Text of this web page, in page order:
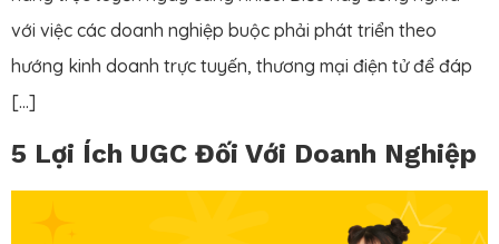
với việc các doanh nghiệp buộc phải phát triển theo
hướng kinh doanh trực tuyến, thương mại điện tử để đáp
[…]
5 Lợi Ích UGC Đối Với Doanh Nghiệp